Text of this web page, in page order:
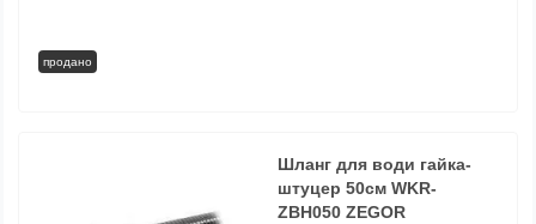
продано
Шланг для води гайка-
штуцер 50см WKR-
ZBH050 ZEGOR